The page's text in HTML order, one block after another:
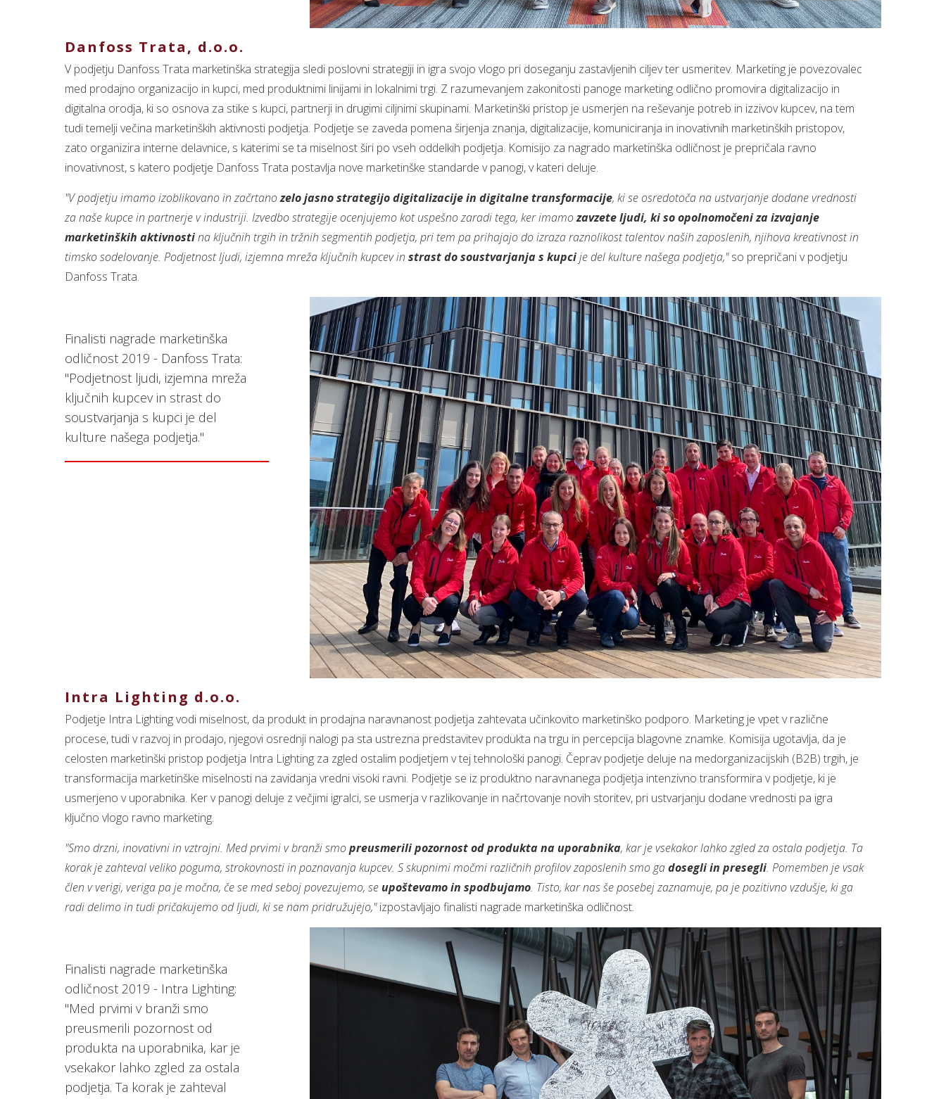
Danfoss Trata, d.o.o.
V podjetju Danfoss Trata marketinška strategija sledi poslovni strategiji in igra svojo vlogo pri doseganju zastavljenih ciljev ter usmeritev. Marketing je povezovalec
med prodajno organizacijo in kupci, med produktnimi linijami in lokalnimi trgi. Z razumevanjem zakonitosti panoge marketing odlično promovira digitalizacijo in
digitalna orodja, ki so osnova za stike s kupci, partnerji in drugimi ciljnimi skupinami. Marketinški pristop je usmerjen na reševanje potreb in izzivov kupcev, na tem
tudi temelji večina marketinških aktivnosti podjetja. Podjetje se zaveda pomena širjenja znanja, digitalizacije, komuniciranja in inovativnih marketinških pristopov,
zato organizira interne delavnice, s katerimi se ta miselnost širi po vseh oddelkih podjetja. Komisijo za nagrado marketinška odličnost je prepričala ravno
inovativnost, s katero podjetje Danfoss Trata postavlja nove marketinške standarde v panogi, v kateri deluje.
"V podjetju imamo izoblikovano in začrtanozelo jasno strategijo digitalizacije in digitalne transformacije, ki se osredotoča na ustvarjanje dodane vrednosti
za naše kupce in partnerje v industriji. Izvedbo strategije ocenjujemo kot uspešno zaradi tega, ker imamozavzete ljudi, ki so opolnomočeni za izvajanje
marketinških aktivnostina ključnih trgih in tržnih segmentih podjetja, pri tem pa prihajajo do izraza raznolikost talentov naših zaposlenih, njihova kreativnost in
timsko sodelovanje. Podjetnost ljudi, izjemna mreža ključnih kupcev in strast do soustvarjanja s kupcije del kulture našega podjetja,"so prepričani v podjetju
Danfoss Trata.
Finalisti nagrade marketinška
odličnost 2019 - Danfoss Trata:
"Podjetnost ljudi, izjemna mreža
ključnih kupcev in strast do
soustvarjanja s kupci je del
kulture našega podjetja."
Intra Lighting d.o.o.
Podjetje Intra Lighting vodi miselnost, da produkt in prodajna naravnanost podjetja zahtevata učinkovito marketinško podporo. Marketing je vpet v različne
procese, tudi v razvoj in prodajo, njegovi osrednji nalogi pa sta ustrezna predstavitev produkta na trgu in percepcija blagovne znamke. Komisija ugotavlja, da je
celosten marketinški pristop podjetja Intra Lighting za zgled ostalim podjetjem v tej tehnološki panogi. Čeprav podjetje deluje na medorganizacijskih (B2B) trgih, je
transformacija marketinške miselnosti na zavidanja vredni visoki ravni. Podjetje se iz produktno naravnanega podjetja intenzivno transformira v podjetje, ki je
usmerjeno v uporabnika. Ker v panogi deluje z večjimi igralci, se usmerja v razlikovanje in načrtovanje novih storitev, pri ustvarjanju dodane vrednosti pa igra
ključno vlogo ravno marketing.
"Smo drzni, inovativni in vztrajni. Med prvimi v branži smopreusmerili pozornost od produkta na uporabnika, kar je vsekakor lahko zgled za ostala podjetja. Ta
korak je zahteval veliko poguma, strokovnosti in poznavanja kupcev. S skupnimi močmi različnih profilov zaposlenih smo gadosegli in presegli. Pomemben je vsak
člen v verigi, veriga pa je močna, če se med seboj povezujemo, se upoštevamo in spodbujamo. Tisto, kar nas še posebej zaznamuje, pa je pozitivno vzdušje, ki ga
radi delimo in tudi pričakujemo od ljudi, ki se nam pridružujejo,"izpostavljajo finalisti nagrade marketinška odličnost.
Finalisti nagrade marketinška
odličnost 2019 - Intra Lighting:
"Med prvimi v branži smo
preusmerili pozornost od
produkta na uporabnika, kar je
vsekakor lahko zgled za ostala
podjetja. Ta korak je zahteval